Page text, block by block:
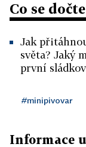
Co se
Jak
světa? Jaký
první
#minipivovar
Informace